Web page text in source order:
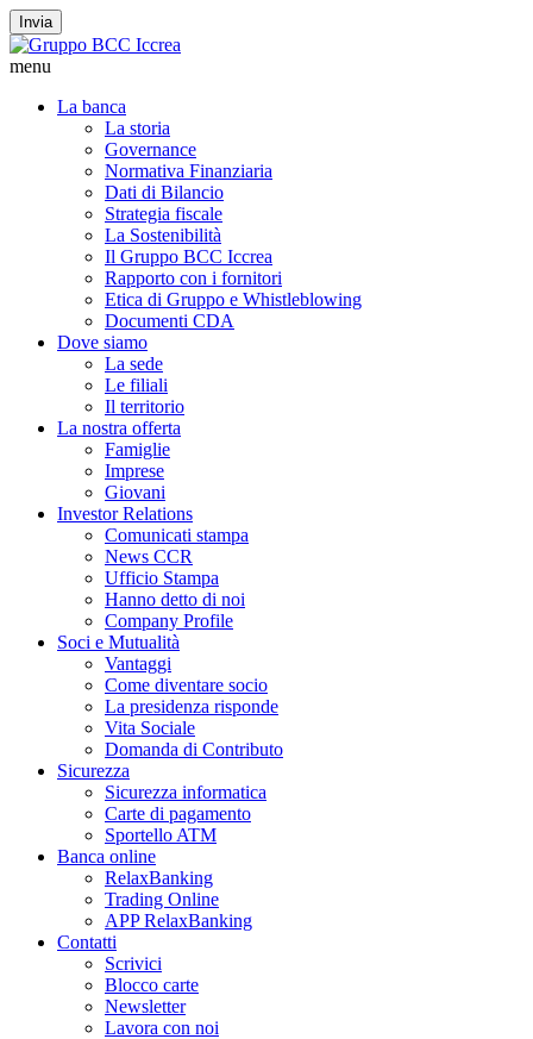
Invia
menu
La banca
La storia
Governance
Normativa Finanziaria
Dati di Bilancio
Strategia fiscale
La Sostenibilità
Il Gruppo BCC Iccrea
Rapporto con i fornitori
Etica di Gruppo e Whistleblowing
Documenti CDA
Dove siamo
La sede
Le filiali
Il territorio
La nostra offerta
Famiglie
Imprese
Giovani
Investor Relations
Comunicati stampa
News CCR
Ufficio Stampa
Hanno detto di noi
Company Profile
Soci e Mutualità
Vantaggi
Come diventare socio
La presidenza risponde
Vita Sociale
Domanda di Contributo
Sicurezza
Sicurezza informatica
Carte di pagamento
Sportello ATM
Banca online
RelaxBanking
Trading Online
APP RelaxBanking
Contatti
Scrivici
Blocco carte
Newsletter
Lavora con noi